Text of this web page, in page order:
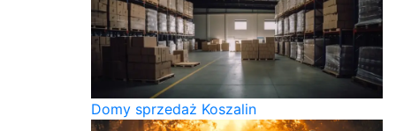
Domy sprzedaż Koszalin